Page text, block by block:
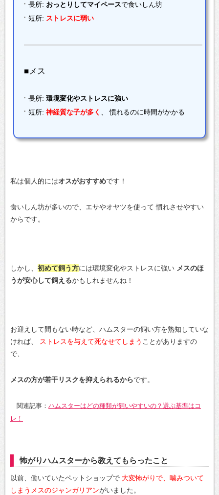
長所: おっとりしてマイペースで食いしん坊
短所: ストレスに弱い
■メス
長所: 環境変化やストレスに強い
短所: 神経質な子が多く 、 慣れるのに時間がかかる
私は個人的にはオスがおすすめです！
食いしん坊が多いので、エサやオヤツを使って 慣れさせやすい
からです。
しかし、 初めて飼う方には環境変化やストレスに強い メスのほ
うが安心して飼えるかもしれませんね！
お迎えして間もない時など、ハムスターの飼い方を熟知していな
ければ、
ストレスを与えて死なせてしまう ことがありますの
で、
メスの方が若干リスクを抑えられるからです。
関連記事： ハムスターはどの種類が飼いやすいの？選ぶ基準はコ
レ！
怖がりハムスターから教えてもらったこと
以前、働いていたペットショップで 大変怖がりで、噛みついて
しまうメスのジャンガリアンがいました。